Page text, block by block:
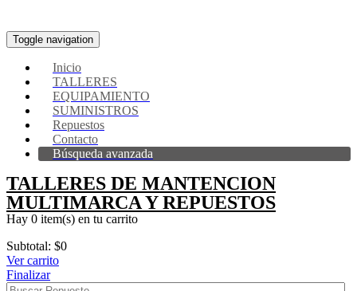
Toggle navigation
Inicio
TALLERES
EQUIPAMIENTO
SUMINISTROS
Repuestos
Contacto
Búsqueda avanzada
TALLERES DE MANTENCION
MULTIMARCA Y REPUESTOS
Hay 0 item(s) en tu carrito
Subtotal: $0
Ver carrito
Finalizar